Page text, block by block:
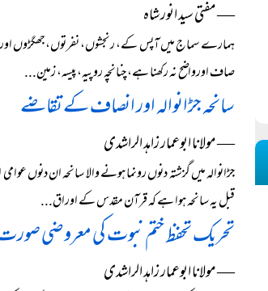
― مفتی سید انور شاہ
ہمارے سماج میں آپس کے، رنجشوں، نفرتوں،جھگڑوں اور
صاف اورواضح نہ رکھنا ہے، چنانچہ روپیہ، پیسہ، زمین...
سانحہ جڑانوالہ اور انصاف کے تقاضے
― مولانا ابوعمار زاہد الراشدی
جڑانوالہ میں گزشتہ دنوں رونما ہونے والا سانحہ ان دنوں
قبل یہ سانحہ ہوا ہے کہ قرآن مقدس کے اوراق...
تحریک تحفظ ختم نبوت کی معروضی
― مولانا ابوعمار زاہد الراشدی